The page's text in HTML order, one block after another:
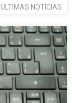
ÚLTIMAS NOTÍCIAS